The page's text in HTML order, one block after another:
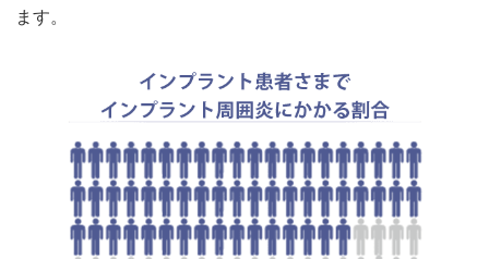
ます。